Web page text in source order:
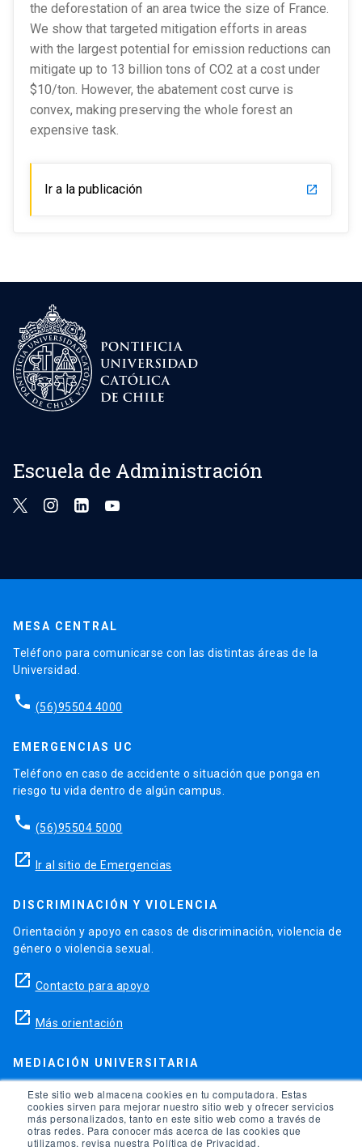
Este sitio web almacena cookies en tu computadora. Estas
cookies sirven para mejorar nuestro sitio web y ofrecer servicios
más personalizados, tanto en este sitio web como a través de
otras redes. Para conocer más acerca de las cookies que
utilizamos, revisa nuestra Política de Privacidad.
the deforestation of an area twice the size of France.
We show that targeted mitigation efforts in areas
with the largest potential for emission reductions can
mitigate up to 13 billion tons of CO2 at a cost under
$10/ton. However, the abatement cost curve is
convex, making preserving the whole forest an
expensive task.
Ir a la publicación launch
Escuela de Administración
MESA CENTRAL
Teléfono para comunicarse con las distintas áreas de la
Universidad.
phone (56)95504 4000
EMERGENCIAS UC
Teléfono en caso de accidente o situación que ponga en
riesgo tu vida dentro de algún campus.
phone (56)95504 5000
launch Ir al sitio de Emergencias
DISCRIMINACIÓN Y VIOLENCIA
Orientación y apoyo en casos de discriminación, violencia de
género o violencia sexual.
launch Contacto para apoyo
launch Más orientación
MEDIACIÓN UNIVERSITARIA
Teléfonos para orientación y consejo si se ha vulnerado
alguno de tus derechos en la universidad.
phone (56)95504 1691